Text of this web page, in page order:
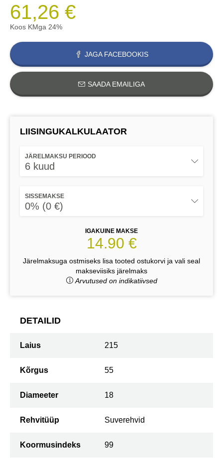
61,26 €
Koos KMga 24%
JAGA FACEBOOKIS
SAADA EMAILIGA
LIISINGUKALKULAATOR
JÄRELMAKSU PERIOOD
6 kuud
SISSEMAKSE
0% (0 €)
IGAKUINE MAKSE
14.90 €
Järelmaksuga ostmiseks lisa tooted ostukorvi ja vali seal
makseviisiks järelmaks
Arvutused on indikatiivsed
DETAILID
Laius 215
Kõrgus 55
Diameeter 18
Rehvitüüp Suverehvid
Koormusindeks 99